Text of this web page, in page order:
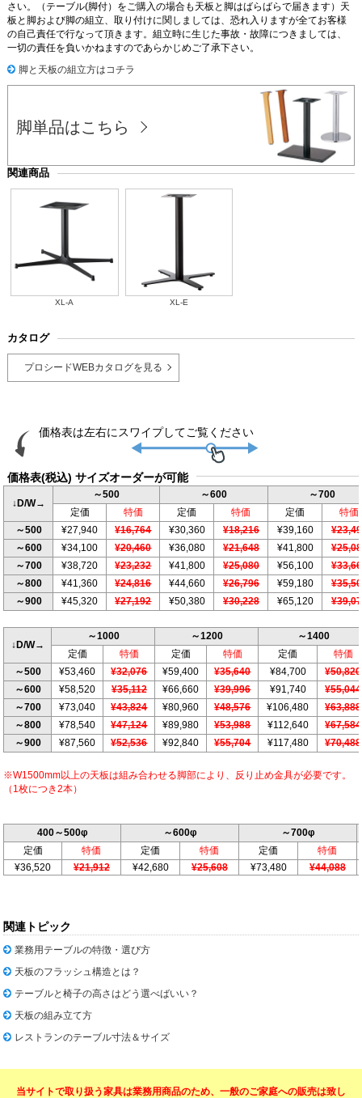
さい。（テーブル(脚付）をご購入の場合も天板と脚はばらばらで届きます）天
板と脚および脚の組立、取り付けに関しましては、恐れ入りますが全てお客様
の自己責任で行なって頂きます。組立時に生じた事故・故障につきましては、
一切の責任を負いかねますのであらかじめご了承下さい。
脚と天板の組立方はコチラ
脚単品はこちら
関連商品
XL-A XL-E
カタログ
プロシードWEBカタログを見る
価格表(税込) サイズオーダーが可能
↓D/W→
～500 ～600
～700
定価
特価 定価 特価 定価
特価
～500
¥27,940 ¥16,764 ¥30,360 ¥18,216 ¥39,160
～600
¥34,100 ¥20,460 ¥36,080 ¥21,648 ¥41,800
～700
¥38,720 ¥23,232 ¥41,800 ¥25,080 ¥56,100
～800
¥41,360 ¥24,816 ¥44,660 ¥26,796 ¥59,180
～900
¥45,320 ¥27,192 ¥50,380 ¥30,228 ¥65,120
↓D/W→
～1000 ～1200
～1400
定価
特価 定価 特価 定価
特価
～500
¥53,460 ¥32,076 ¥59,400 ¥35,640 ¥84,700
¥50,820
～600
¥58,520 ¥35,112 ¥66,660 ¥39,996 ¥91,740
¥55,044
～700
¥73,040 ¥43,824 ¥80,960 ¥48,576 ¥106,480
¥63,888
～800
¥78,540 ¥47,124 ¥89,980 ¥53,988 ¥112,640
¥67,584
～900
¥87,560 ¥52,536 ¥92,840 ¥55,704 ¥117,480 ¥70,488
※W1500mm以上の天板は組み合わせる脚部により、反り止め金具が必要です。
（1枚につき2本）
400～500φ ～600φ
～700φ
定価
特価 定価 特価 定価
特価
¥36,520
¥21,912 ¥42,680 ¥25,608 ¥73,480 ¥44,088
関連トピック
業務用テーブルの特徴・選び方
天板のフラッシュ構造とは？
テーブルと椅子の高さはどう選べばいい？
天板の組み立て方
レストランのテーブル寸法＆サイズ
当サイトで取り扱う家具は業務用商品のため、一般のご家庭への販売は致し